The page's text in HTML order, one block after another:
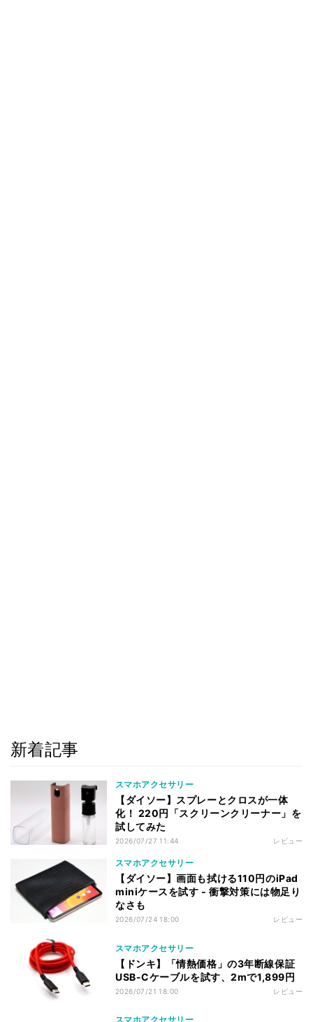
新着記事
スマホアクセサリー
【ダイソー】スプレーとクロスが一体
化！ 220円「スクリーンクリーナー」を
試してみた
2026/07/27 11:44 レビュー
スマホアクセサリー
【ダイソー】画面も拭ける110円のiPad
miniケースを試す - 衝撃対策には物足り
なさも
2026/07/24 18:00 レビュー
スマホアクセサリー
【ドンキ】「情熱価格」の3年断線保証
USB-Cケーブルを試す、2mで1,899円
2026/07/21 18:00 レビュー
スマホアクセサリー